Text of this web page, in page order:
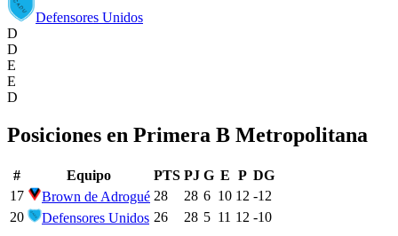
Defensores Unidos
D
D
E
E
D
Posiciones en Primera B Metropolitana
# Equipo PTS PJ G E P DG
17
Brown de Adrogué 28 28 6 10 12 -12
20
Defensores Unidos 26 28 5 11 12 -10